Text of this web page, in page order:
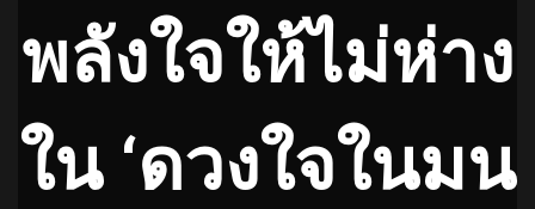
พลังใจให้ไม่ห่าง
ใน ‘ดวงใจในมน